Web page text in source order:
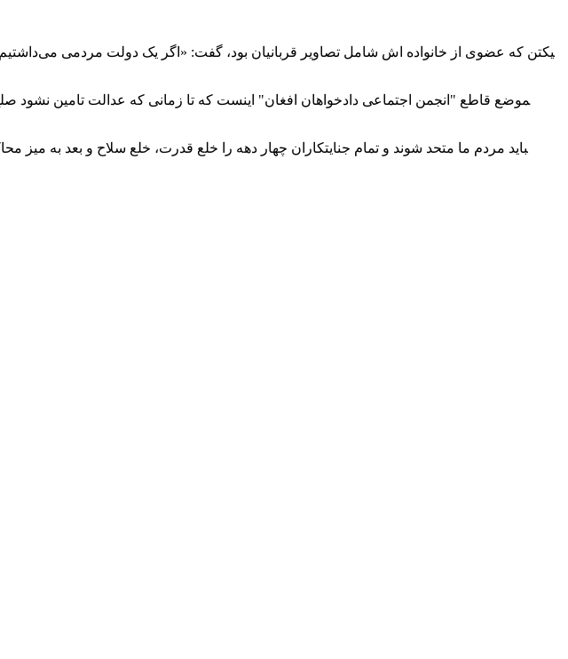
‍یکتن که عضوی از خانواده اش شامل تصاویر قربانیان بود، گفت: «اگر یک دولت مردمی
‍موضع قاطع "انجمن اجتماعی دادخواهان افغان" اینست که تا زمانی که عدالت تامین نشود
‍باید مردم ما متحد شوند و تمام جنایتکاران چهار دهه را خلع قدرت، خلع سلاح و بعد به